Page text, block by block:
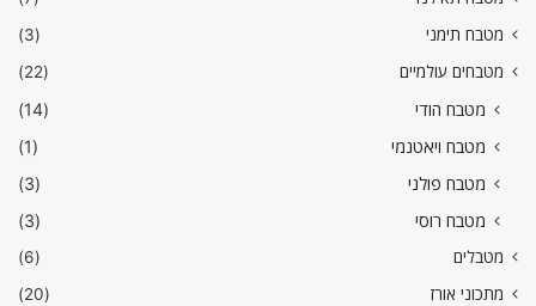
מטבח תימני
(3)
מטבחים עולמיים
(22)
מטבח הודי
(14)
מטבח ויאטנמי
(1)
מטבח פולני
(3)
מטבח רוסי
(3)
מטבלים
(6)
מתכוני אורז
(20)